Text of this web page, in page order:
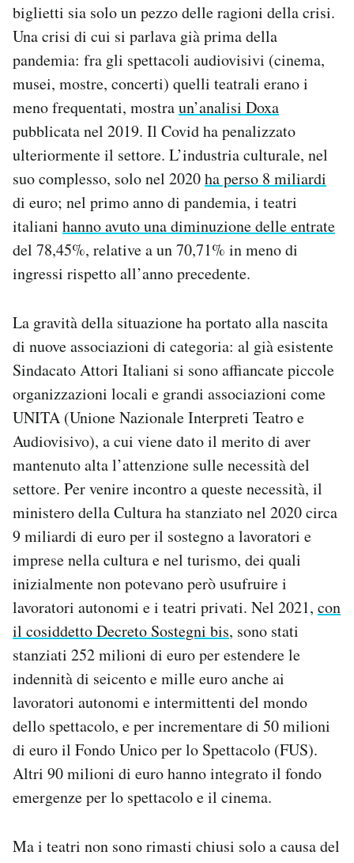
biglietti sia solo un pezzo delle ragioni della crisi.
Una crisi di cui si parlava già prima della
pandemia: fra gli spettacoli audiovisivi (cinema,
musei, mostre, concerti) quelli teatrali erano i
meno frequentati, mostraun’analisi Doxa
pubblicata nel 2019. Il Covid ha penalizzato
ulteriormente il settore. L’industria culturale, nel
suo complesso, solo nel 2020ha perso 8 miliardi
di euro; nel primo anno di pandemia, i teatri
italiani hanno avuto una diminuzione delle entrate
del 78,45%, relative a un 70,71% in meno di
ingressi rispetto all’anno precedente.
La gravità della situazione ha portato alla nascita
di nuove associazioni di categoria: al già esistente
Sindacato Attori Italiani si sono affiancate piccole
organizzazioni locali e grandi associazioni come
UNITA (Unione Nazionale Interpreti Teatro e
Audiovisivo), a cui viene dato il merito di aver
mantenuto alta l’attenzione sulle necessità del
settore. Per venire incontro a queste necessità, il
ministero della Cultura ha stanziato nel 2020 circa
9 miliardi di euro per il sostegno a lavoratori e
imprese nella cultura e nel turismo, dei quali
inizialmente non potevano però usufruire i
lavoratori autonomi e i teatri privati. Nel 2021, con
il cosiddetto Decreto Sostegni bis, sono stati
stanziati 252 milioni di euro per estendere le
indennità di seicento e mille euro anche ai
lavoratori autonomi e intermittenti del mondo
dello spettacolo, e per incrementare di 50 milioni
di euro il Fondo Unico per lo Spettacolo (FUS).
Altri 90 milioni di euro hanno integrato il fondo
emergenze per lo spettacolo e il cinema.
Ma i teatri non sono rimasti chiusi solo a causa del